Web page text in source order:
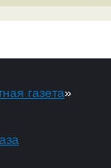
газета»